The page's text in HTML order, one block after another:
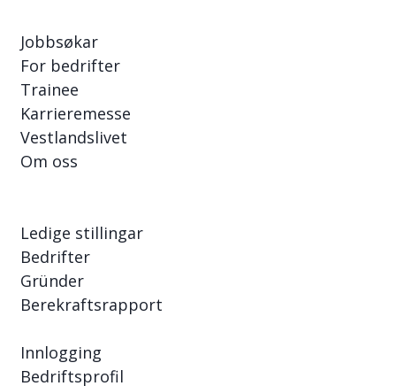
Jobbsøkar
For bedrifter
Trainee
Karrieremesse
Vestlandslivet
Om oss
Ledige stillingar
Bedrifter
Gründer
Berekraftsrapport
Innlogging
Bedriftsprofil